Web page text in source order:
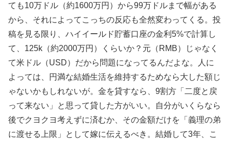
ても10万ドル（約1600万円）から99万ドルまで幅がある
から、それによってこっちの反応も全然変わってくる。投
稿を見る限り、ハイイールド貯蓄口座の金利5%で計算し
て、125k（約2000万円）くらいか？元（RMB）じゃなく
て米ドル（USD）だから問題になってるんだよな。人に
よっては、円満な結婚生活を維持するためなら大した額じ
ゃないかもしれないが。金を貸すなら、9割方「二度と戻
って来ない」と思って貸した方がいい。自分がいくらなら
後でクヨクヨ考えずに済むか、その金額だけを「義理の弟
に渡せる上限」として嫁に伝えるべき。結婚して3年、こ